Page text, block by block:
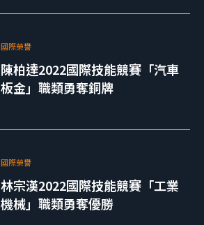
國際榮譽
陳柏達2022國際技能競賽「汽車
板金」職類勇奪銅牌
國際榮譽
林宗漢2022國際技能競賽「工業
機械」職類勇奪優勝